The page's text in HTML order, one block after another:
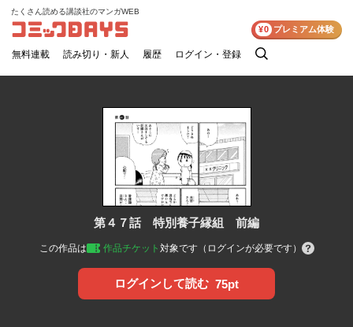
コミックDAYS
たくさん読める講談社のマンガWEB
無料連載 読み切り・新人 履歴 ログイン・登録
検
¥0 プレミアム体験
第４７話 特別養子縁組 前編
この作品は 作品チケット 対象です（ログインが必要です）
ログインして読む 75pt